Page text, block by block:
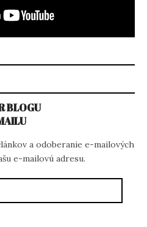
BLOGU
a odoberanie e-mailových
e-mailovú adresu.